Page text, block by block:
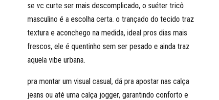
se vc curte ser mais descomplicado, o suéter tricô
masculino é a escolha certa. o trançado do tecido traz
textura e aconchego na medida, ideal pros dias mais
frescos, ele é quentinho sem ser pesado e ainda traz
aquela vibe urbana.
pra montar um visual casual, dá pra apostar nas calça
jeans ou até uma calça jogger, garantindo conforto e